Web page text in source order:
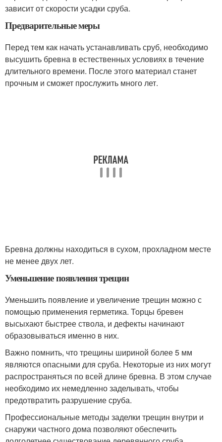
зависит от скорости усадки сруба.
Предварительные меры
Перед тем как начать устанавливать сруб, необходимо
высушить бревна в естественных условиях в течение
длительного времени. После этого материал станет
прочным и сможет прослужить много лет.
Бревна должны находиться в сухом, прохладном месте
не менее двух лет.
Уменьшение появления трещин
Уменьшить появление и увеличение трещин можно с
помощью применения герметика. Торцы бревен
высыхают быстрее ствола, и дефекты начинают
образовываться именно в них.
Важно помнить, что трещины шириной более 5 мм
являются опасными для сруба. Некоторые из них могут
распространяться по всей длине бревна. В этом случае
необходимо их немедленно заделывать, чтобы
предотвратить разрушение сруба.
Профессиональные методы заделки трещин внутри и
снаружи частного дома позволяют обеспечить